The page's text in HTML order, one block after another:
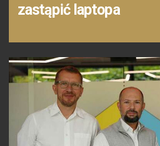
zastąpić laptopa